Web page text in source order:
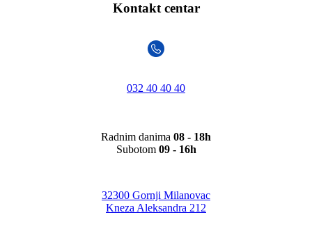
Kontakt centar
032 40 40 40
Radnim danima 08 - 18h
Subotom 09 - 16h
32300 Gornji Milanovac
Kneza Aleksandra 212